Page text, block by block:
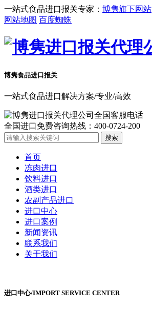
一站式食品进口报关专家： 博隽旗下网站
网站地图 百度蜘蛛
博隽食品进口报关
一站式食品进口解决方案/专业/高效
全国进口免费咨询热线： 400-0724-200
首页
冻肉进口
饮料进口
酒类进口
农副产品进口
进口中心
进口案例
新闻资讯
联系我们
关于我们
进口中心/IMPORT SERVICE CENTER